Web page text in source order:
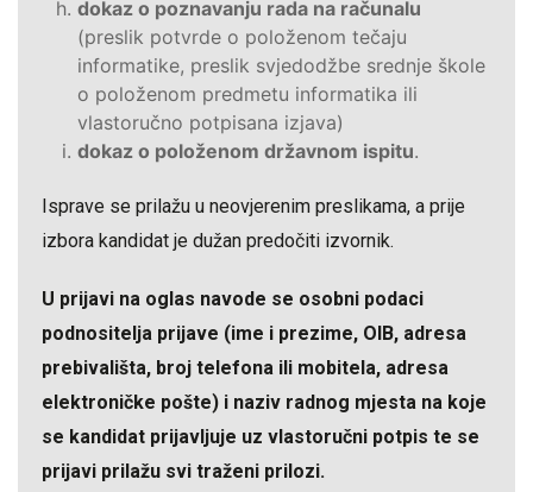
dokaz o poznavanju rada na računalu
(preslik potvrde o položenom tečaju
informatike, preslik svjedodžbe srednje škole
o položenom predmetu informatika ili
vlastoručno potpisana izjava)
dokaz o položenom državnom ispitu.
Isprave se prilažu u neovjerenim preslikama, a prije
izbora kandidat je dužan predočiti izvornik.
U prijavi na oglas navode se osobni podaci
podnositelja prijave (ime i prezime, OIB, adresa
prebivališta, broj telefona ili mobitela, adresa
elektroničke pošte) i naziv radnog mjesta na koje
se kandidat prijavljuje uz vlastoručni potpis te se
prijavi prilažu svi traženi prilozi.